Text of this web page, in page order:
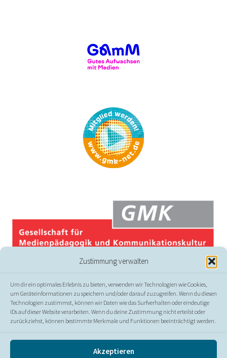
Zustimmung verwalten
Um dir ein optimales Erlebnis zu bieten, verwenden wir Technologien wie Cookies,
um Geräteinformationen zu speichern und/oder darauf zuzugreifen. Wenn du diesen
Technologien zustimmst, können wir Daten wie das Surfverhalten oder eindeutige
IDs auf dieser Website verarbeiten. Wenn du deine Zustimmung nicht erteilst oder
zurückziehst, können bestimmte Merkmale und Funktionen beeinträchtigt werden.
Akzeptieren